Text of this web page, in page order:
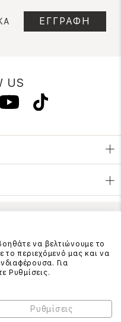
US
ΜΑΖΙ ΜΑΣ
από σταθερό)
να βελτιώνουμε το
περιεχόμενό μας και να
Για
Ρυθμίσεις.
Ρυθμίσεις